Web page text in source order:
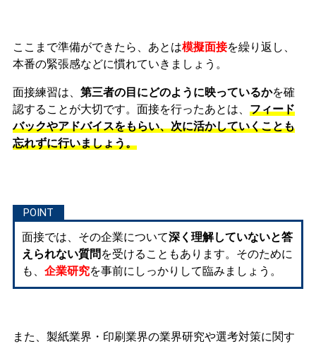
ここまで準備ができたら、あとは模擬面接を繰り返し、
本番の緊張感などに慣れていきましょう。
面接練習は、 第三者の目にどのように映っているかを確
認することが大切です。面接を行ったあとは、 フィード
バックやアドバイスをもらい、次に活かしていくことも
忘れずに行いましょう。
面接では、その企業について深く理解していないと答
えられない質問 を受けることもあります。そのために
も、 企業研究を事前にしっかりして臨みましょう。
また、製紙業界・印刷業界の業界研究や選考対策に関す